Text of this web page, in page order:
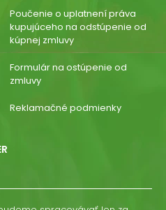
Poučenie o uplatnení práva
kupujúceho na odstúpenie od
kúpnej zmluvy
Formulár na ostúpenie od
zmluvy
Reklamačné podmienky